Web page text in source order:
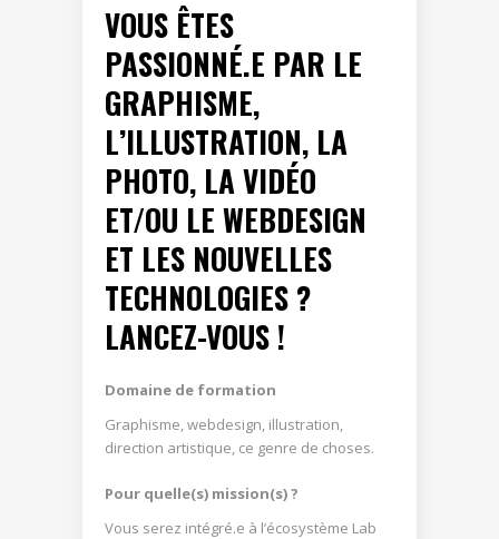
VOUS ÊTES
PASSIONNÉ.E PAR LE
GRAPHISME,
L’ILLUSTRATION, LA
PHOTO, LA VIDÉO
ET/OU LE WEBDESIGN
ET LES NOUVELLES
TECHNOLOGIES ?
LANCEZ-VOUS !
Domaine de formation
Graphisme, webdesign, illustration,
direction artistique, ce genre de choses.
Pour quelle(s) mission(s) ?
Vous serez intégré.e à l’écosystème Lab